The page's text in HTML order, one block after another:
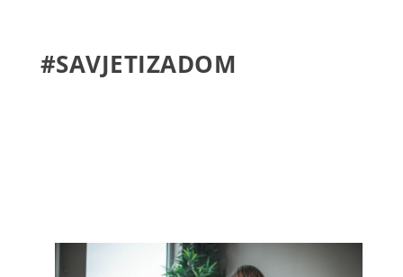
#SAVJETIZADOM